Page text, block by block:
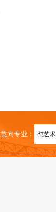
意向专业：